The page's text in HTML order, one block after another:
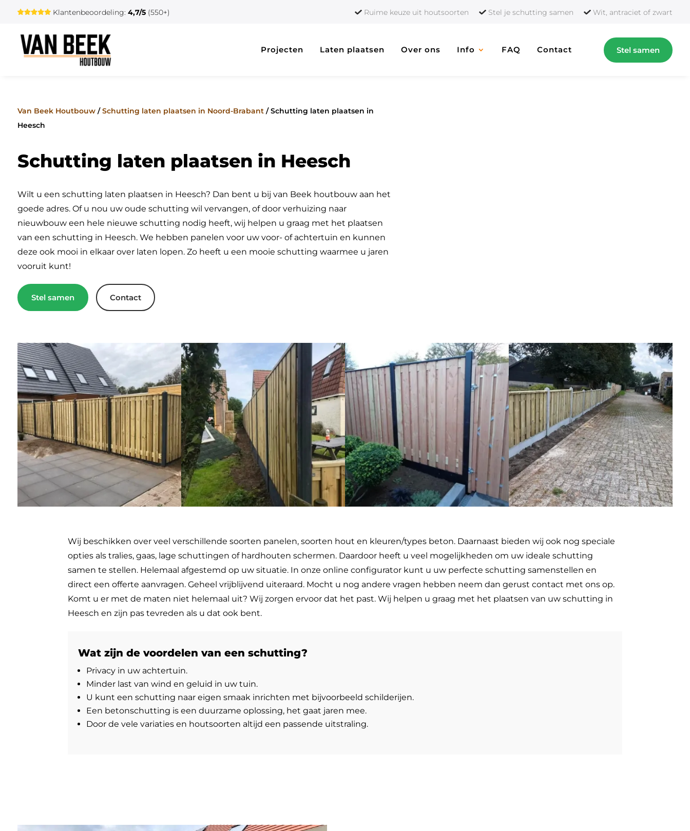
Klantenbeoordeling: 4,7/5 (550+) Ruime keuze uit houtsoorten Stel je schutting samen Wit, antraciet of zwart
Projecten Laten plaatsen Over ons Info FAQ Contact Stel samen
Van Beek Houtbouw/Schutting laten plaatsen in Noord-Brabant/Schutting laten plaatsen in
Heesch
Schutting laten plaatsen in Heesch
Wilt u een schutting laten plaatsen in Heesch? Dan bent u bij van Beek houtbouw aan het
goede adres. Of u nou uw oude schutting wil vervangen, of door verhuizing naar
nieuwbouw een hele nieuwe schutting nodig heeft, wij helpen u graag met het plaatsen
van een schutting in Heesch. We hebben panelen voor uw voor- of achtertuin en kunnen
deze ook mooi in elkaar over laten lopen. Zo heeft u een mooie schutting waarmee u jaren
vooruit kunt!
Stel samen Contact
Wij beschikken over veel verschillende soorten panelen, soorten hout en kleuren/types beton. Daarnaast bieden wij ook nog speciale
opties als tralies, gaas, lage schuttingen of hardhouten schermen. Daardoor heeft u veel mogelijkheden om uw ideale schutting
samen te stellen. Helemaal afgestemd op uw situatie. In onze online configurator kunt u uw perfecte schutting samenstellen en
direct een offerte aanvragen. Geheel vrijblijvend uiteraard. Mocht u nog andere vragen hebben neem dan gerust contact met ons op.
Komt u er met de maten niet helemaal uit? Wij zorgen ervoor dat het past. Wij helpen u graag met het plaatsen van uw schutting in
Heesch en zijn pas tevreden als u dat ook bent.
Wat zijn de voordelen van een schutting?
Privacy in uw achtertuin.
Minder last van wind en geluid in uw tuin.
U kunt een schutting naar eigen smaak inrichten met bijvoorbeeld schilderijen.
Een betonschutting is een duurzame oplossing, het gaat jaren mee.
Door de vele variaties en houtsoorten altijd een passende uitstraling.